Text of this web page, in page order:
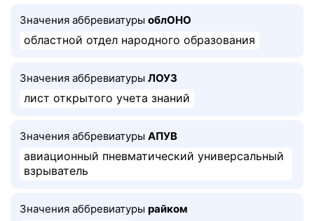
Значения аббревиатуры облОНО
областной отдел народного образования
Значения аббревиатуры ЛОУЗ
лист открытого учета знаний
Значения аббревиатуры АПУВ
авиационный пневматический универсальный
взрыватель
Значения аббревиатуры райком